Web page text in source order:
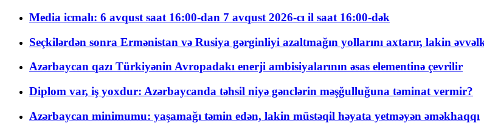
Media icmalı: 6 avqust saat 16:00-dan 7 avqust 2026-cı il saat 16:00-dək
Seçkilərdən sonra Ermənistan və Rusiya gərginliyi azaltmağın yollarını axtarır, lakin
Azərbaycan qazı Türkiyənin Avropadakı enerji ambisiyalarının əsas elementinə çevrilir
Diplom var, iş yoxdur: Azərbaycanda təhsil niyə gənclərin məşğulluğuna təminat vermir?
Azərbaycan minimumu: yaşamağı təmin edən, lakin müstəqil həyata yetməyən əməkhaqqı